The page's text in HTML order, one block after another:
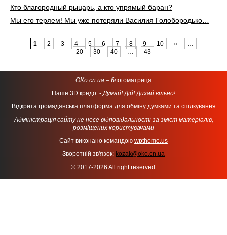
Кто благородный рыцарь, а кто упрямый баран?
Мы его теряем! Мы уже потеряли Василия Голобородько…
1 2 3 4 5 6 7 8 9 10 »
…
20
30 40 … 43
OKo.cn.ua – блогоматриця
Наше 3D кредо: -Думай! Дій! Дихай вільно!
Відкрита громадянська платформа для обміну думками та спілкування
Адміністрація сайту не несе відповідальності за зміст матеріалів,
розміщених користувачами
Сайт виконано командою wptheme.us
Зворотній зв'язок: kozak@oko.cn.ua
© 2017-2026 All right reserved.